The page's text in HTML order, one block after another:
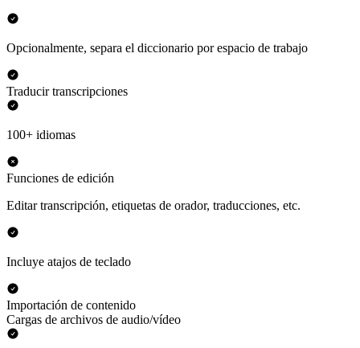
Opcionalmente, separa el diccionario por espacio de trabajo
Traducir transcripciones
100+ idiomas
Funciones de edición
Editar transcripción, etiquetas de orador, traducciones, etc.
Incluye atajos de teclado
Importación de contenido
Cargas de archivos de audio/vídeo